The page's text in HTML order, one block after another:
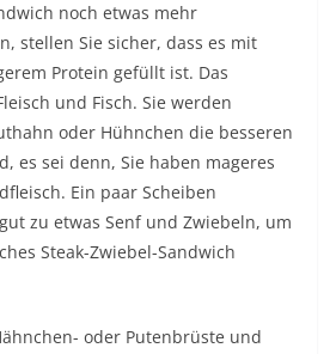
noch etwas mehr
stellen Sie sicher, dass es mit
Protein gefüllt ist. Das
und Fisch. Sie werden
oder Hühnchen die besseren
es sei denn, Sie haben mageres
Ein paar Scheiben
zu etwas Senf und Zwiebeln, um
Steak-Zwiebel-Sandwich
oder Putenbrüste und